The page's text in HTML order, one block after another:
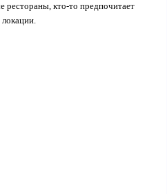
кто-то предпочитает